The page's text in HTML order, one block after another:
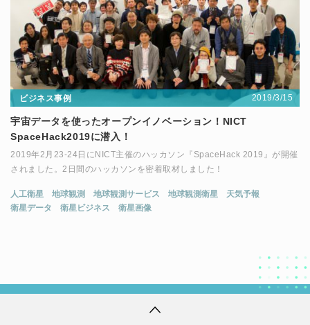
ビジネス事例 2019/3/15
宇宙データを使ったオープンイノベーション！NICT
SpaceHack2019に潜入！
2019年2月23-24日にNICT主催のハッカソン『SpaceHack 2019』が開催
されました。2日間のハッカソンを密着取材しました！
人工衛星 地球観測 地球観測サービス 地球観測衛星
天気予報
衛星データ
衛星ビジネス 衛星画像